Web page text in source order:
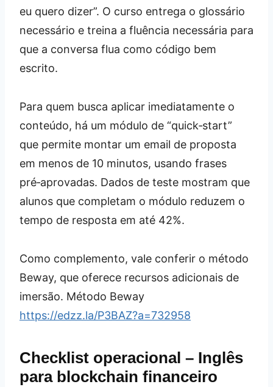
eu quero dizer”. O curso entrega o glossário
necessário e treina a fluência necessária para
que a conversa flua como código bem
escrito.
Para quem busca aplicar imediatamente o
conteúdo, há um módulo de “quick‑start”
que permite montar um email de proposta
em menos de 10 minutos, usando frases
pré‑aprovadas. Dados de teste mostram que
alunos que completam o módulo reduzem o
tempo de resposta em até 42%.
Como complemento, vale conferir o método
Beway, que oferece recursos adicionais de
imersão. Método Beway
https://edzz.la/P3BAZ?a=732958
Checklist operacional – Inglês
para blockchain financeiro